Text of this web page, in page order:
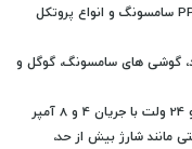
پشتیبانی از فناوری شارژ پاوردلیوری PD و PPS سامسونگ و انواع پروتکل
گوشی های سامسونگ، گوگل و
شارژ بیش از حد،